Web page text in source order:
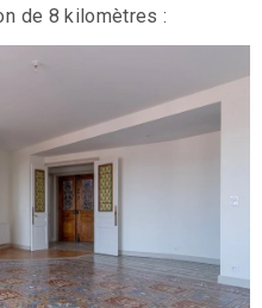
de 8 kilomètres :